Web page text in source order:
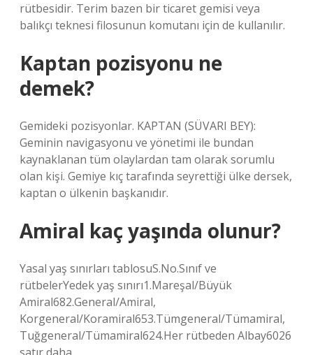
rütbesidir. Terim bazen bir ticaret gemisi veya
balıkçı teknesi filosunun komutanı için de kullanılır.
Kaptan pozisyonu ne
demek?
Gemideki pozisyonlar. KAPTAN (SÜVARI BEY):
Geminin navigasyonu ve yönetimi ile bundan
kaynaklanan tüm olaylardan tam olarak sorumlu
olan kişi. Gemiye kıç tarafında seyrettiği ülke dersek,
kaptan o ülkenin başkanıdır.
Amiral kaç yaşında olunur?
Yasal yaş sınırları tablosuS.No.Sınıf ve
rütbelerYedek yaş sınırı1.Mareşal/Büyük
Amiral682.General/Amiral,
Korgeneral/Koramiral653.Tümgeneral/Tümamiral,
Tuğgeneral/Tümamiral624.Her rütbeden Albay6026